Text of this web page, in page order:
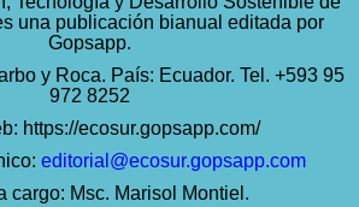
una publicación bianual editada por
Gopsapp.
y Roca. País: Ecuador. Tel. +593 95
972 8252
https://ecosur.gopsapp.com/
editorial@ecosur.gopsapp.com
cargo: Msc. Marisol Montiel.